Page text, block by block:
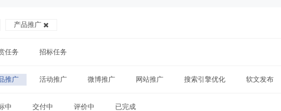
产品推广
任务 招标任务
推广 活动推广 微博推广 网站推广 搜索引擎优化 软文发布
中 交付中 评价中 已完成